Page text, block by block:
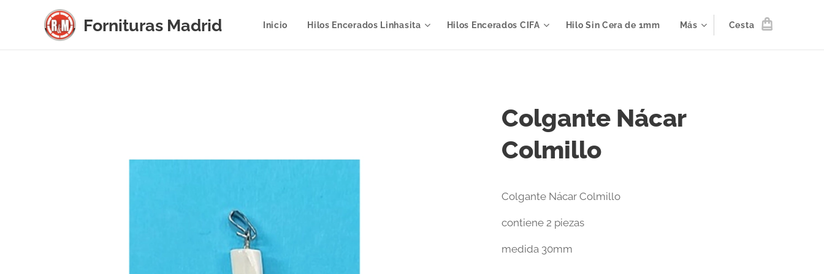
Fornituras Madrid Inicio Hilos Encerados Linhasita Hilos Encerados CIFA Hilo Sin Cera de 1mm Más Cesta
Colgante Nácar
Colmillo
Colgante Nácar Colmillo
contiene 2 piezas
medida 30mm